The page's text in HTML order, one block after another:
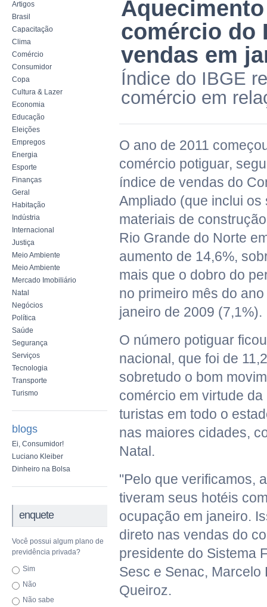
Artigos
Brasil
Capacitação
Clima
Comércio
Consumidor
Copa
Cultura & Lazer
Economia
Educação
Eleições
Empregos
Energia
Esporte
Finanças
Geral
Habitação
Indústria
Internacional
Justiça
Meio Ambiente
Meio Ambiente
Mercado Imobiliário
Natal
Negócios
Política
Saúde
Segurança
Serviços
Tecnologia
Transporte
Turismo
blogs
Ei, Consumidor!
Luciano Kleiber
Dinheiro na Bolsa
enquete
Você possui algum plano de
previdência privada?
Sim
Não
Não sabe
comércio do
vendas em
Índice do IBGE
comércio em
O ano de 2011
comércio potiguar,
índice de vendas do
Ampliado (que inclui os
materiais de
Rio Grande do Norte
aumento de 14,6%,
mais que o dobro do
no primeiro mês do
janeiro de 2009 (7,1%).
O número potiguar
nacional, que foi de
sobretudo o bom
comércio em virtude
turistas em todo o
nas maiores cidades,
Natal.
"Pelo que verificamos,
tiveram seus hotéis
ocupação em janeiro.
direto nas vendas do
presidente do Sistema
Sesc e Senac, Marcelo
Queiroz.